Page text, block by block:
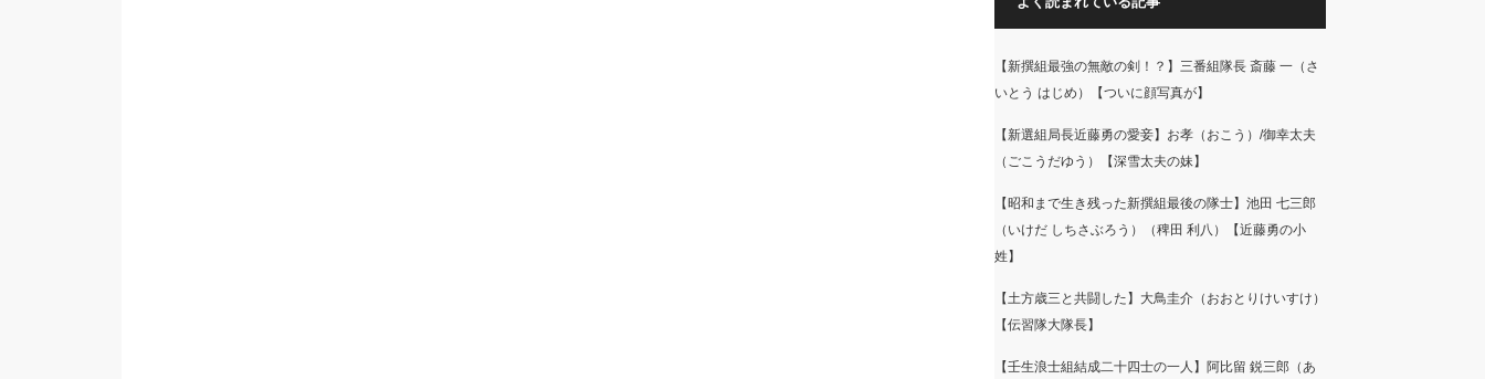
【新撰組最強の無敵の剣！？】三番組隊長 斎藤 一（さ
いとう はじめ）【ついに顔写真が】
【新選組局長近藤勇の愛妾】お孝（おこう）/御幸太夫
（ごこうだゆう）【深雪太夫の妹】
【昭和まで生き残った新撰組最後の隊士】池田 七三郎
（いけだ しちさぶろう）（稗田 利八）【近藤勇の小
姓】
【土方歳三と共闘した】大鳥圭介（おおとりけいすけ）
【伝習隊大隊長】
【壬生浪士組結成二十四士の一人】阿比留 鋭三郎（あ